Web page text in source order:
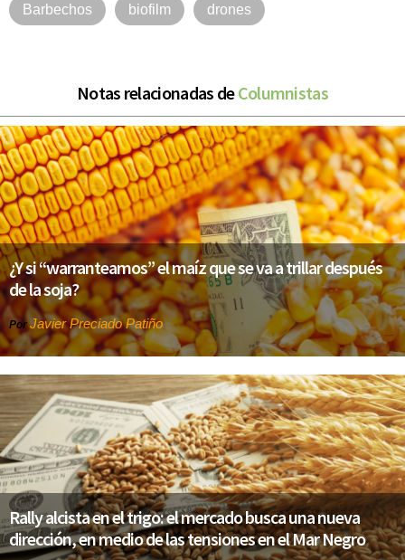
Barbechos biofilm drones
Notas relacionadas deColumnistas
¿Y si “warranteamos” el maíz que se va a trillar después
de la soja?
PorJavier Preciado Patiño
Rally alcista en el trigo: el mercado busca una nueva
dirección, en medio de las tensiones en el Mar Negro